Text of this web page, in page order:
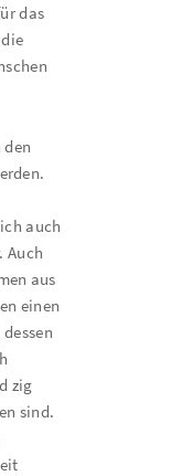
das
den
auch
Auch
aus
einen
zig
sind.